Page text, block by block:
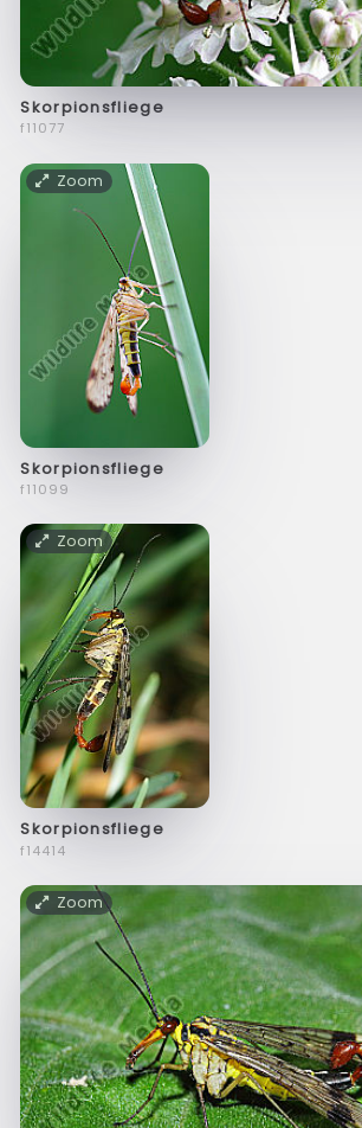
Skorpionsfliege
f11077
Zoom
Skorpionsfliege
f11099
Zoom
Skorpionsfliege
f14414
Zoom